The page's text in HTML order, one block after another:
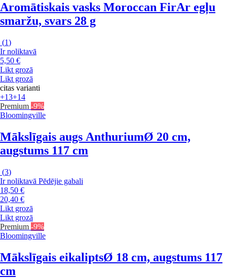
Aromātiskais vasks Moroccan FirAr egļu
smaržu, svars 28 g
(1)
Ir noliktavā
5,50 €
Likt grozā
Likt grozā
citas varianti
+13+14
Premium -9%
Bloomingville
Mākslīgais augs AnthuriumØ 20 cm,
augstums 117 cm
(3)
Ir noliktavā Pēdējie gabali
18,50 €
20,40 €
Likt grozā
Likt grozā
Premium -9%
Bloomingville
Mākslīgais eikaliptsØ 18 cm, augstums 117
cm